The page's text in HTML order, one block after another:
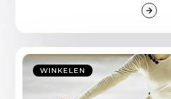
WINKELEN